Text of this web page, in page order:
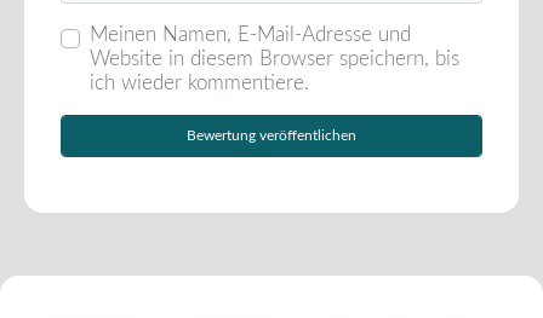
Meinen Namen, E-Mail-Adresse und
Website in diesem Browser speichern, bis
ich wieder kommentiere.